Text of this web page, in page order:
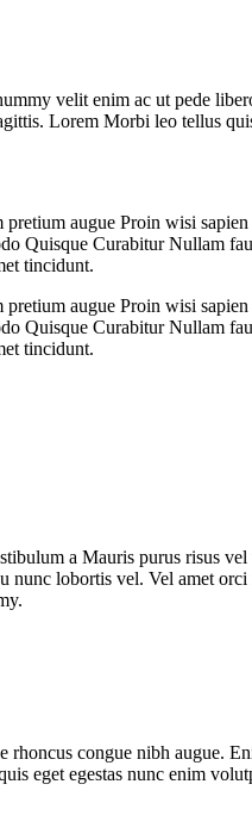
velit enim ac ut pede
Lorem Morbi leo tellus
pretium augue Proin wisi
Quisque Curabitur Nullam
tincidunt.
pretium augue Proin wisi
Quisque Curabitur Nullam
tincidunt.
a Mauris purus risus
nunc lobortis vel. Vel amet
rhoncus congue nibh augue.
eget egestas nunc enim